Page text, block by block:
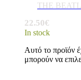
THE
22.50€
In stock
Αυτό το προϊόν
μπορούν να